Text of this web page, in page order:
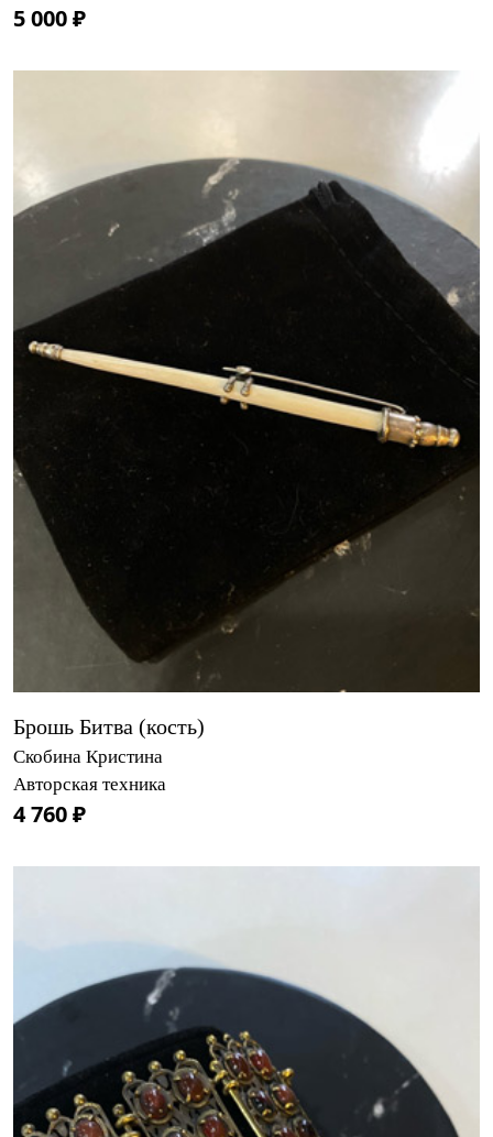
5 000 ₽
Брошь Битва (кость)
Скобина Кристина
Авторская техника
4 760 ₽